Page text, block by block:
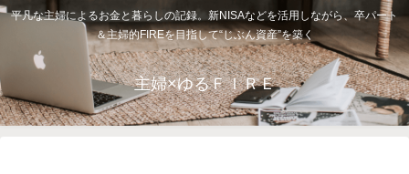
平凡な主婦によるお金と暮らしの記録。新NISAなどを活用しながら、卒パート
＆主婦的FIREを目指して“じぶん資産”を築く
主婦×ゆるＦＩＲＥ